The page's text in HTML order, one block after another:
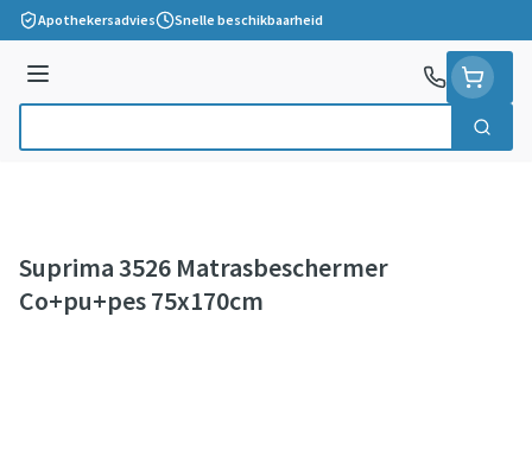
Ga naar de inhoud
Apothekersadvies Snelle beschikbaarheid
Menu
Zoek
Suprima 3526 Matrasbeschermer
Co+pu+pes 75x170cm